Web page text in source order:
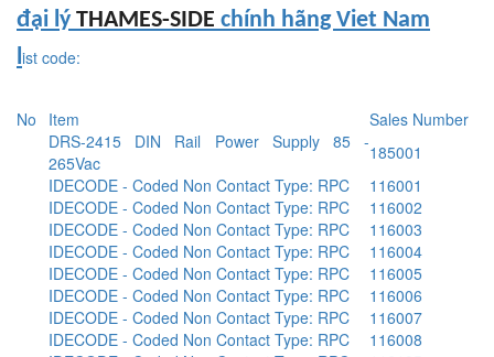
đại lýTHAMES-SIDE chính hãng Viet Nam
list code:
No Item
Sales Number
DRS-2415 DIN Rail Power Supply 85 -
265Vac
185001
IDECODE - Coded Non Contact Type: RPC
116001
IDECODE - Coded Non Contact Type: RPC
116002
IDECODE - Coded Non Contact Type: RPC
116003
IDECODE - Coded Non Contact Type: RPC
116004
IDECODE - Coded Non Contact Type: RPC
116005
IDECODE - Coded Non Contact Type: RPC
116006
IDECODE - Coded Non Contact Type: RPC
116007
IDECODE - Coded Non Contact Type: RPC
116008